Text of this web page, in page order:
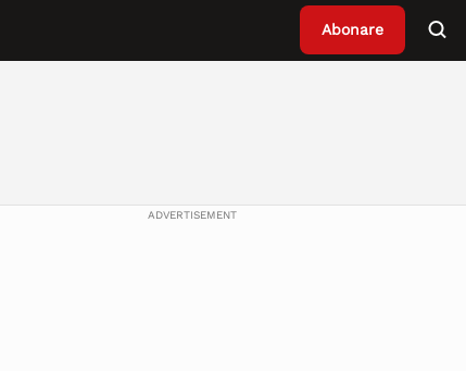
Abonare